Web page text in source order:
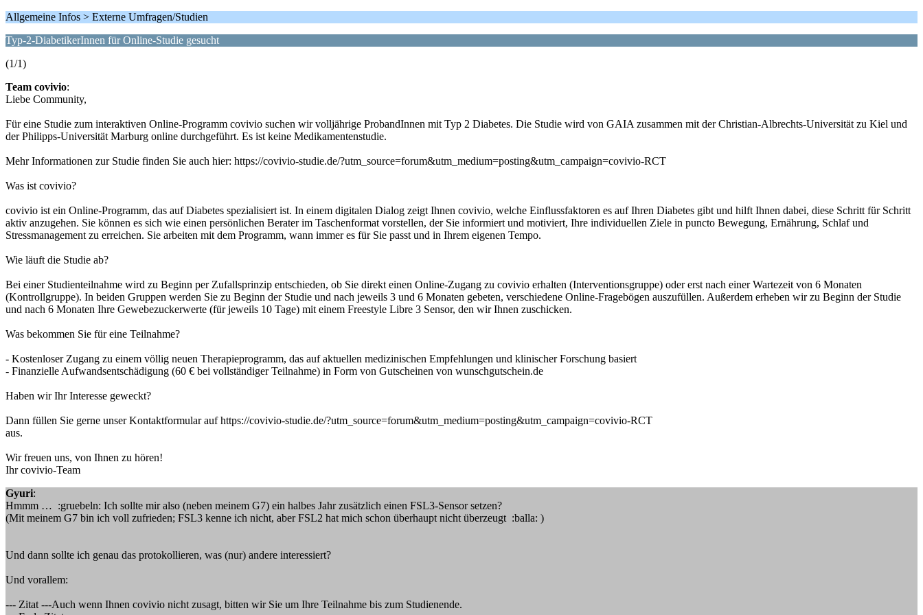
Allgemeine Infos > Externe Umfragen/Studien
Typ-2-DiabetikerInnen für Online-Studie gesucht
(1/1)
Team covivio:
Liebe Community,
Für eine Studie zum interaktiven Online-Programm covivio suchen wir volljährige ProbandInnen mit Typ 2 Diabetes. Die Studie wird von GAIA zusammen mit der Christian-Albrechts-Universität zu Kiel und
der Philipps-Universität Marburg online durchgeführt. Es ist keine Medikamentenstudie.
Mehr Informationen zur Studie finden Sie auch hier: https://covivio-studie.de/?utm_source=forum&utm_medium=posting&utm_campaign=covivio-RCT
Was ist covivio?
covivio ist ein Online-Programm, das auf Diabetes spezialisiert ist. In einem digitalen Dialog zeigt Ihnen covivio, welche Einflussfaktoren es auf Ihren Diabetes gibt und hilft Ihnen dabei, diese Schritt für Schritt
aktiv anzugehen. Sie können es sich wie einen persönlichen Berater im Taschenformat vorstellen, der Sie informiert und motiviert, Ihre individuellen Ziele in puncto Bewegung, Ernährung, Schlaf und
Stressmanagement zu erreichen. Sie arbeiten mit dem Programm, wann immer es für Sie passt und in Ihrem eigenen Tempo.
Wie läuft die Studie ab?
Bei einer Studienteilnahme wird zu Beginn per Zufallsprinzip entschieden, ob Sie direkt einen Online-Zugang zu covivio erhalten (Interventionsgruppe) oder erst nach einer Wartezeit von 6 Monaten
(Kontrollgruppe). In beiden Gruppen werden Sie zu Beginn der Studie und nach jeweils 3 und 6 Monaten gebeten, verschiedene Online-Fragebögen auszufüllen. Außerdem erheben wir zu Beginn der Studie
und nach 6 Monaten Ihre Gewebezuckerwerte (für jeweils 10 Tage) mit einem Freestyle Libre 3 Sensor, den wir Ihnen zuschicken.
Was bekommen Sie für eine Teilnahme?
- Kostenloser Zugang zu einem völlig neuen Therapieprogramm, das auf aktuellen medizinischen Empfehlungen und klinischer Forschung basiert
- Finanzielle Aufwandsentschädigung (60 € bei vollständiger Teilnahme) in Form von Gutscheinen von wunschgutschein.de
Haben wir Ihr Interesse geweckt?
Dann füllen Sie gerne unser Kontaktformular auf https://covivio-studie.de/?utm_source=forum&utm_medium=posting&utm_campaign=covivio-RCT
aus.
Wir freuen uns, von Ihnen zu hören!
Ihr covivio-Team
Gyuri:
Hmmm … :gruebeln: Ich sollte mir also (neben meinem G7) ein halbes Jahr zusätzlich einen FSL3-Sensor setzen?
(Mit meinem G7 bin ich voll zufrieden; FSL3 kenne ich nicht, aber FSL2 hat mich schon überhaupt nicht überzeugt :balla: )
Und dann sollte ich genau das protokollieren, was (nur) andere interessiert?
Und vorallem:
--- Zitat ---Auch wenn Ihnen covivio nicht zusagt, bitten wir Sie um Ihre Teilnahme bis zum Studienende.